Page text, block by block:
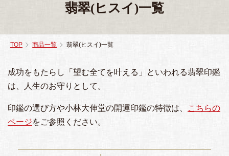
翡翠(ヒスイ)一覧
TOP 商品一覧 翡翠(ヒスイ)一覧
成功をもたらし「望む全てを叶える」といわれる翡翠印鑑
は、人生のお守りとして。
印鑑の選び方や小林大伸堂の開運印鑑の特徴は、
こちらの
ページをご参照ください。